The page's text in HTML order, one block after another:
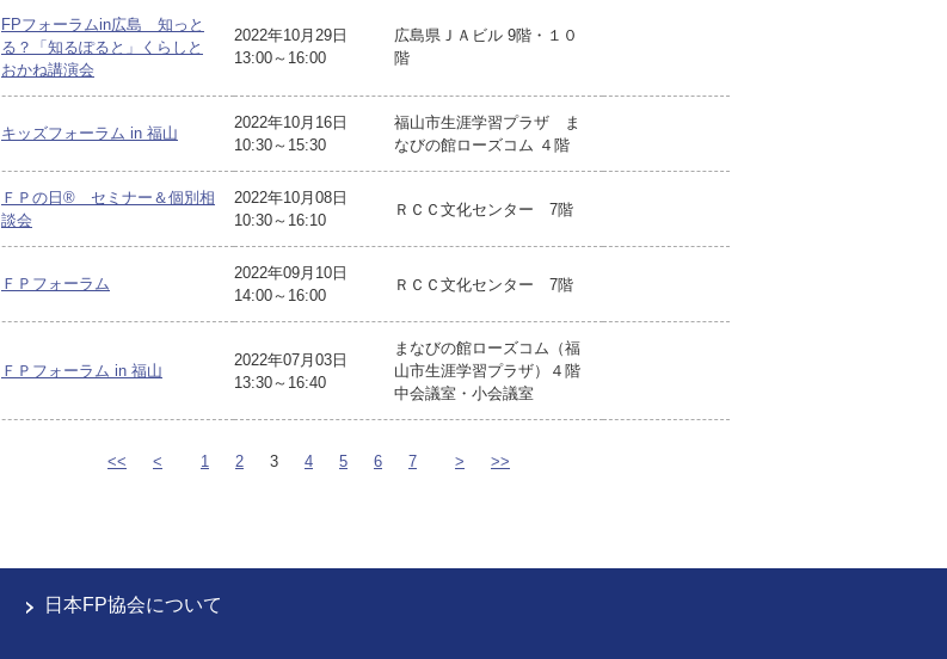
FPフォーラムin広島 知っと
る？「知るぽると」くらしと
おかね講演会
2022年10月29日
13:00～16:00
広島県ＪＡビル 9階・１０
階
キッズフォーラム in 福山
2022年10月16日
10:30～15:30
福山市生涯学習プラザ ま
なびの館ローズコム ４階
ＦＰの日® セミナー＆個別相
談会
2022年10月08日
10:30～16:10
ＲＣＣ文化センター 7階
ＦＰフォーラム
2022年09月10日
14:00～16:00
ＲＣＣ文化センター 7階
ＦＰフォーラム in 福山
2022年07月03日
13:30～16:40
まなびの館ローズコム（福
山市生涯学習プラザ）４階
中会議室・小会議室
<< < 1 2 3 4 5 6 7 > >>
日本FP協会について